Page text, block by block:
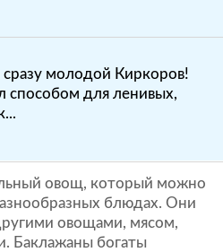
сразу молодой Киркоров!
способом для ленивых,
овощ, который можно
блюдах. Они
овощами, мясом,
Баклажаны богаты